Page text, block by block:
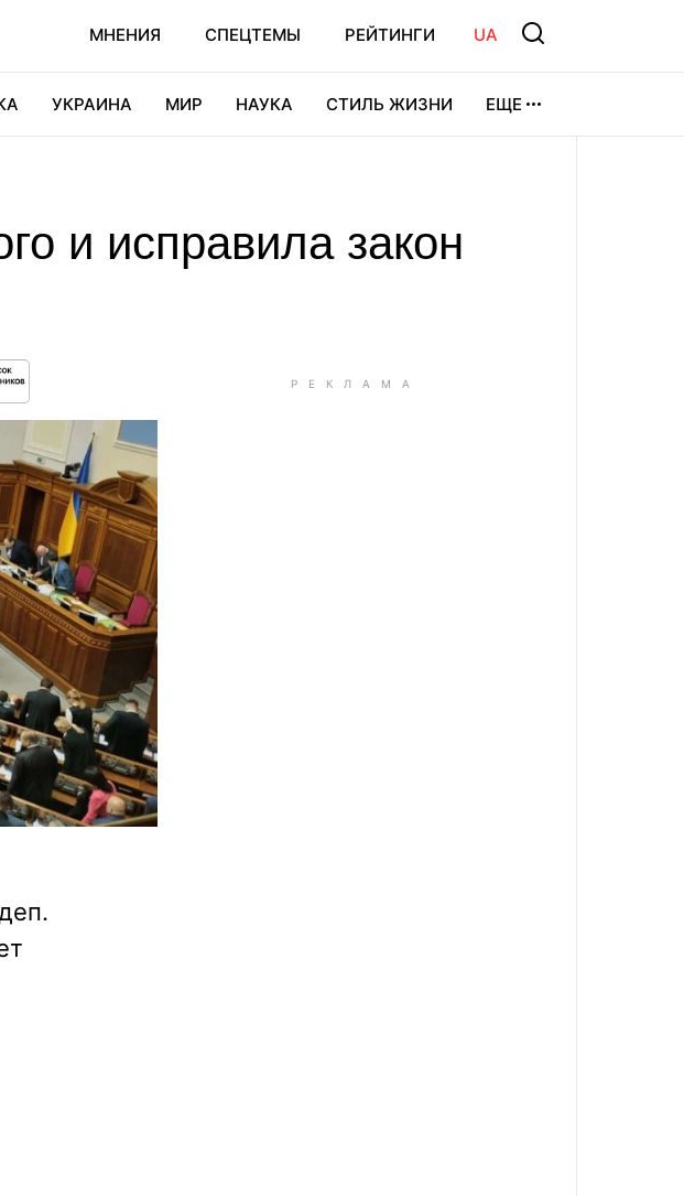
МНЕНИЯ СПЕЦТЕМЫ РЕЙТИНГИ UA
УКРАИНА МИР НАУКА СТИЛЬ ЖИЗНИ ЕЩЕ
и исправила закон